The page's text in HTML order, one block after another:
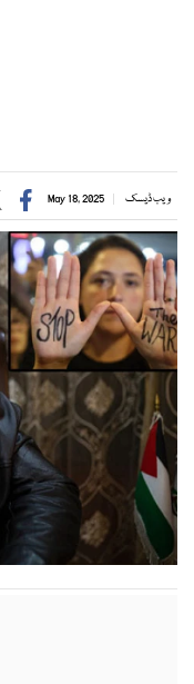
ویب ڈیسک May 18, 2025